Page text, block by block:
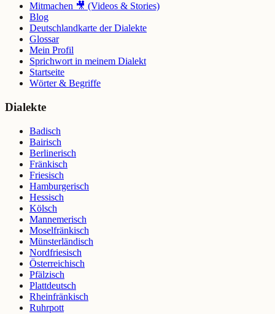
Mitmachen 🎥 (Videos & Stories)
Blog
Deutschlandkarte der Dialekte
Glossar
Mein Profil
Sprichwort in meinem Dialekt
Startseite
Wörter & Begriffe
Dialekte
Badisch
Bairisch
Berlinerisch
Fränkisch
Friesisch
Hamburgerisch
Hessisch
Kölsch
Mannemerisch
Moselfränkisch
Münsterländisch
Nordfriesisch
Österreichisch
Pfälzisch
Plattdeutsch
Rheinfränkisch
Ruhrpott